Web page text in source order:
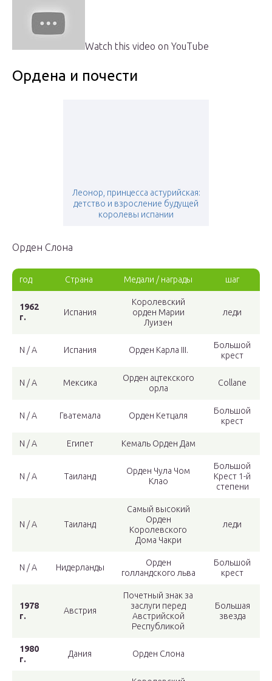
Watch this video on YouTube
Ордена и почести
Леонор, принцесса астурийская:
детство и взросление будущей
королевы испании
Орден Слона
год Страна Медали / награды шаг
1962
г.
Испания
Королевский
орден Марии
Луизен
леди
N / A Испания Орден Карла III.
Большой
крест
N / A Мексика
Орден ацтекского
орла
Collane
N / A Гватемала Орден Кетцаля
Большой
крест
N / A Египет Кемаль Орден Дам
N / A Таиланд
Орден Чула Чом
Клао
Большой
Крест 1-й
степени
N / A Таиланд
Самый высокий
Орден
Королевского
Дома Чакри
леди
N / A Нидерланды
Орден
голландского льва
Большой
крест
1978
г.
Австрия
Почетный знак за
заслуги перед
Австрийской
Республикой
Большая
звезда
1980
г.
Дания Орден Слона